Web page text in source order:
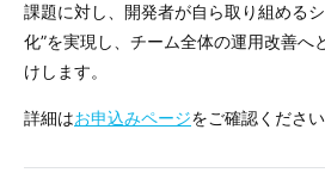
課題に対し、開発者が自ら取り組める
化”を実現し、チーム全体の運用改善へ
けします。
詳細はお申込みページをご確認ください